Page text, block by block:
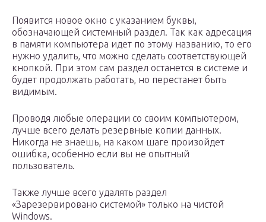
Появится новое окно с указанием буквы,
обозначающей системный раздел. Так как адресация
в памяти компьютера идет по этому названию, то его
нужно удалить, что можно сделать соответствующей
кнопкой. При этом сам раздел останется в системе и
будет продолжать работать, но перестанет быть
видимым.
Проводя любые операции со своим компьютером,
лучше всего делать резервные копии данных.
Никогда не знаешь, на каком шаге произойдет
ошибка, особенно если вы не опытный
пользователь.
Также лучше всего удалять раздел
«Зарезервировано системой» только на чистой
Windows.